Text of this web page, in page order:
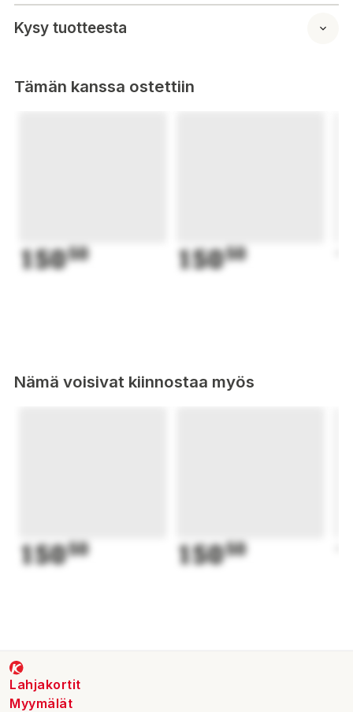
Kysy tuotteesta
Tämän kanssa ostettiin
15050 15050
Nämä voisivat kiinnostaa myös
15050 15050
Lahjakortit
Myymälät